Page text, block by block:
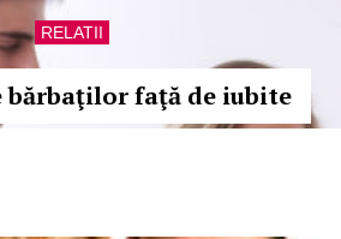
RELATII
bărbaţilor faţă de iubite